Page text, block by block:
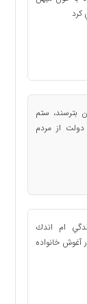
كرد
بترسند، ستم
از مردم
ام اندك
آغوش خانواده